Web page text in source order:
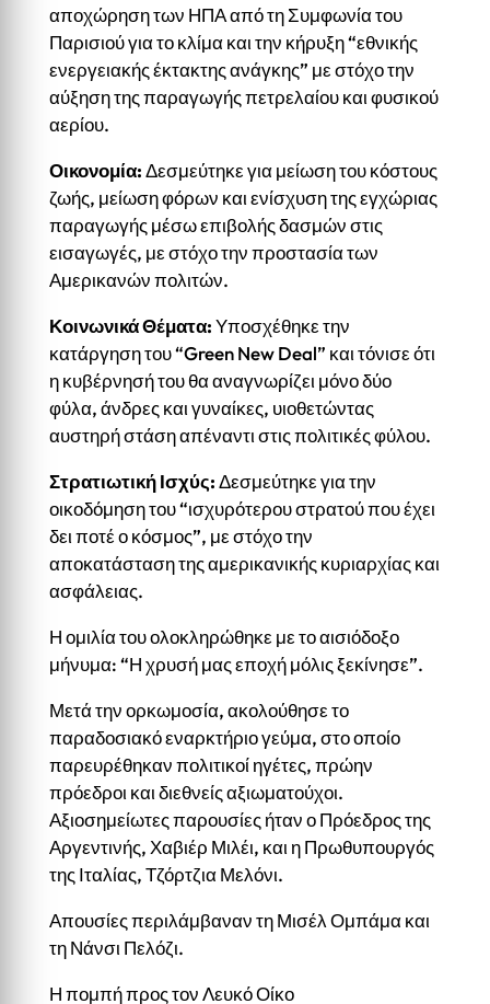
αποχώρηση των ΗΠΑ από τη Συμφωνία του
Παρισιού για το κλίμα και την κήρυξη “εθνικής
ενεργειακής έκτακτης ανάγκης” με στόχο την
αύξηση της παραγωγής πετρελαίου και φυσικού
αερίου.
Οικονομία:Δεσμεύτηκε για μείωση του κόστους
ζωής, μείωση φόρων και ενίσχυση της εγχώριας
παραγωγής μέσω επιβολής δασμών στις
εισαγωγές, με στόχο την προστασία των
Αμερικανών πολιτών.
Κοινωνικά Θέματα:Υποσχέθηκε την
κατάργηση του “Green New Deal” και τόνισε ότι
η κυβέρνησή του θα αναγνωρίζει μόνο δύο
φύλα, άνδρες και γυναίκες, υιοθετώντας
αυστηρή στάση απέναντι στις πολιτικές φύλου.
Στρατιωτική Ισχύς:Δεσμεύτηκε για την
οικοδόμηση του “ισχυρότερου στρατού που έχει
δει ποτέ ο κόσμος”, με στόχο την
αποκατάσταση της αμερικανικής κυριαρχίας και
ασφάλειας.
Η ομιλία του ολοκληρώθηκε με το αισιόδοξο
μήνυμα: “Η χρυσή μας εποχή μόλις ξεκίνησε”.
Μετά την ορκωμοσία, ακολούθησε το
παραδοσιακό εναρκτήριο γεύμα, στο οποίο
παρευρέθηκαν πολιτικοί ηγέτες, πρώην
πρόεδροι και διεθνείς αξιωματούχοι.
Αξιοσημείωτες παρουσίες ήταν ο Πρόεδρος της
Αργεντινής, Χαβιέρ Μιλέι, και η Πρωθυπουργός
της Ιταλίας, Τζόρτζια Μελόνι.
Απουσίες περιλάμβαναν τη Μισέλ Ομπάμα και
τη Νάνσι Πελόζι.
Η πομπή προς τον Λευκό Οίκο